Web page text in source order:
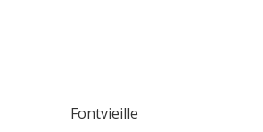
Fontvieille